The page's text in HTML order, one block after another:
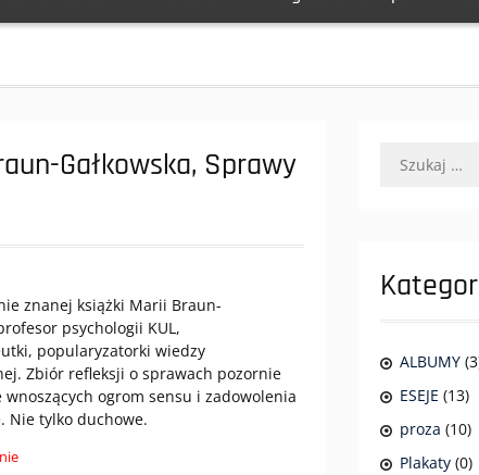
Gałkowska, Sprawy
znanej książki Marii Braun-
psychologii KUL,
popularyzatorki wiedzy
Zbiór refleksji o sprawach pozornie
ogrom sensu i zadowolenia
Nie tylko duchowe.
ALBUMY
ESEJE (13)
proza (10)
Plakaty (0)